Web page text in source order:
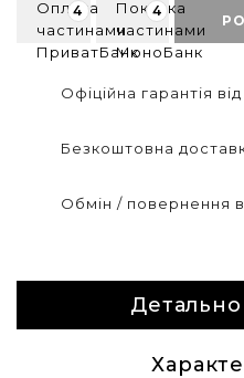
4 4
Офіційна гарантія
Безкоштовна
Обмін / повернення